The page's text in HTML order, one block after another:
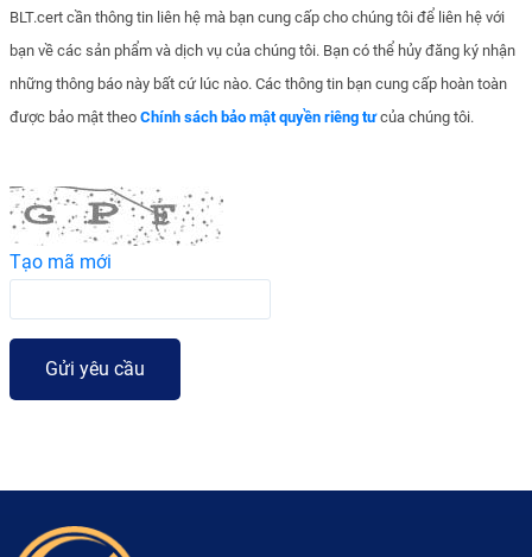
BLT.cert cần thông tin liên hệ mà bạn cung cấp cho chúng tôi để liên hệ với
bạn về các sản phẩm và dịch vụ của chúng tôi. Bạn có thể hủy đăng ký nhận
những thông báo này bất cứ lúc nào. Các thông tin bạn cung cấp hoàn toàn
được bảo mật theo Chính sách bảo mật quyền riêng tưcủa chúng tôi.
Tạo mã mới